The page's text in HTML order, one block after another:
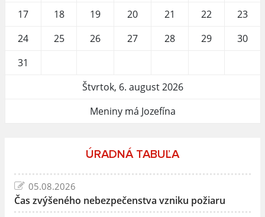
17
18 19 20 21 22
23
24
25 26 27 28 29
30
31
Štvrtok, 6. august 2026
Meniny má Jozefína
ÚRADNÁ TABUĽA
05.08.2026
Čas zvýšeného nebezpečenstva vzniku požiaru